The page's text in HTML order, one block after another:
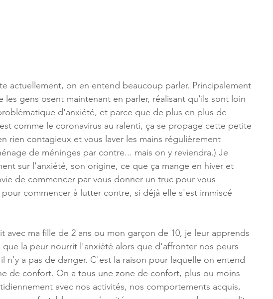
actuellement, on en entend beaucoup parler. Principalement
les gens osent maintenant en parler, réalisant qu'ils sont loin
d'anxiété, et parce que de plus en plus de
comme le coronavirus au ralenti, ça se propage cette petite
rien contagieux et vous laver les mains régulièrement
de méninges par contre... mais on y reviendra.) Je
sur l'anxiété, son origine, ce que ça mange en hiver et
de commencer par vous donner un truc pour vous
commencer à lutter contre, si déjà elle s'est immiscé
avec ma fille de 2 ans ou mon garçon de 10, je leur apprends
que la peur nourrit l'anxiété alors que d'affronter nos peurs
n'y a pas de danger. C'est la raison pour laquelle on entend
de confort. On a tous une zone de confort, plus ou moins
avec nos activités, nos comportements acquis,